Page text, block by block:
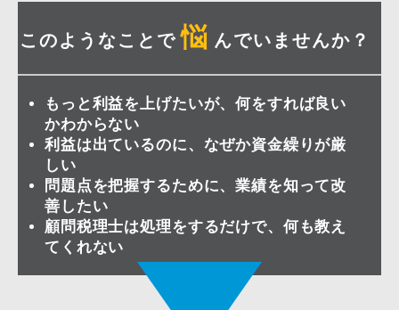
このようなことで 悩 んでいませんか？
もっと利益を上げたいが、何をすれば良い
かわからない
利益は出ているのに、なぜか資金繰りが厳
しい
問題点を把握するために、業績を知って改
善したい
顧問税理士は処理をするだけで、何も教え
てくれない